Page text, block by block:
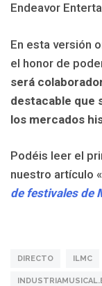
Endeavor
En esta versión
el honor de
será
destacable que
los mercados
Podéis leer el
nuestro artículo «
de festivales de
DIRECTO ILMC